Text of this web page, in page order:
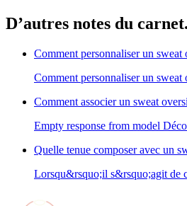
D’autres notes du carnet.
Comment personnaliser un
Comment personnaliser un
Comment associer un sweat
Empty response from model
Quelle tenue composer avec un
Lorsqu&rsquo;il s&rsquo;agit de